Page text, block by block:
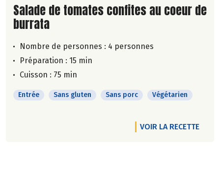
Lire la suite de la recette
Salade de tomates confites au coeur de
burrata
Nombre de personnes : 4 personnes
Préparation : 15 min
Cuisson : 75 min
Entrée Sans gluten Sans porc Végétarien
VOIR LA RECETTE